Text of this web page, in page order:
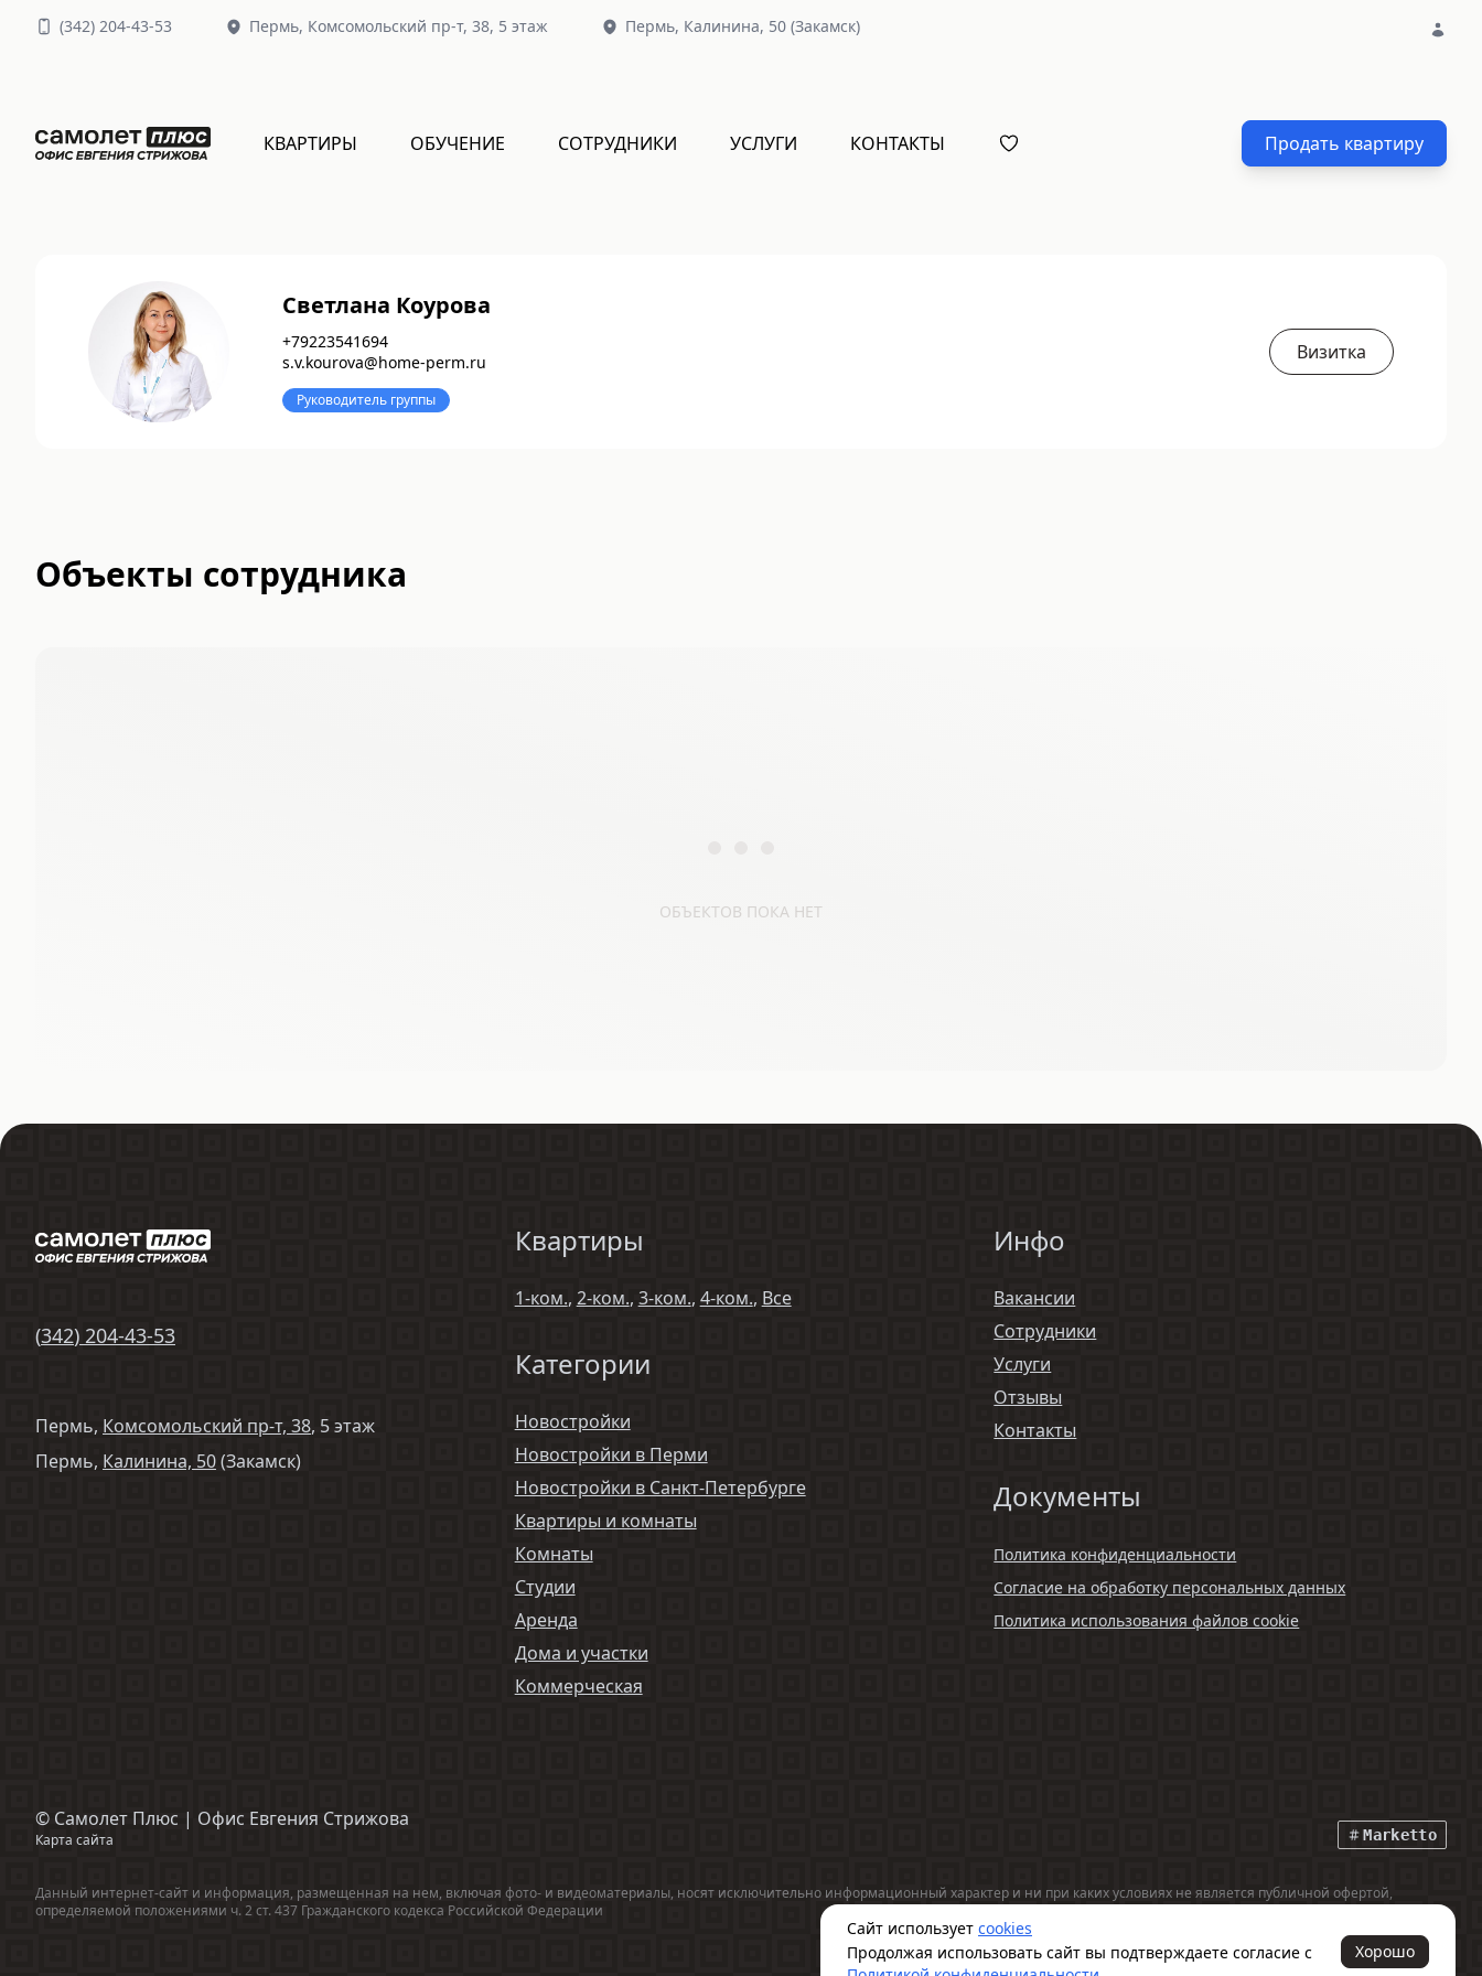
(342) 204-43-53 Пермь, Комсомольский пр-т, 38, 5 этаж Пермь, Калинина, 50 (Закамск)
КВАРТИРЫ ОБУЧЕНИЕ СОТРУДНИКИ УСЛУГИ КОНТАКТЫ Продать квартиру
Светлана Коурова
+79223541694
s.v.kourova@home-perm.ru
Руководитель группы
Визитка
Объекты сотрудника
ОБЪЕКТОВ ПОКА НЕТ
(342) 204-43-53
Пермь, Комсомольский пр-т, 38, 5 этаж
Пермь, Калинина, 50(Закамск)
Квартиры
1-ком., 2-ком., 3-ком., 4-ком., Все
Категории
Новостройки
Новостройки в Перми
Новостройки в Санкт-Петербурге
Квартиры и комнаты
Комнаты
Студии
Аренда
Дома и участки
Коммерческая
Инфо
Вакансии
Сотрудники
Услуги
Отзывы
Контакты
Документы
Политика конфиденциальности
Согласие на обработку персональных данных
Политика использования файлов cookie
© Самолет Плюс | Офис Евгения Стрижова
Карта сайта Marketto
Данный интернет-сайт и информация, размещенная на нем, включая фото- и видеоматериалы, носят исключительно информационный характер и ни при каких условиях не является публичной офертой,
определяемой положениями ч. 2 ст. 437 Гражданского кодекса Российской Федерации
Сайт использует cookies
Продолжая использовать сайт вы подтверждаете согласие с
Хорошо